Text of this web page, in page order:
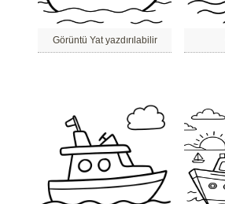
Görüntü Yat yazdırılabilir